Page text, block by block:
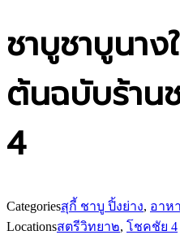
ชาบูชาบูนา
ต้นฉบับร้าน
4
Categoriesสุกี้ ชาบู ปิ้งย่าง, อาห
Locationsสตรีวิทยา๒, โชคชัย 4